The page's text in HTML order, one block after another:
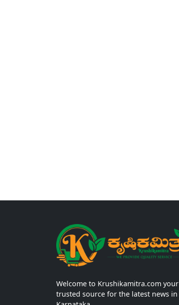
Welcome to Krushikamitra.com your
trusted source for the latest news in